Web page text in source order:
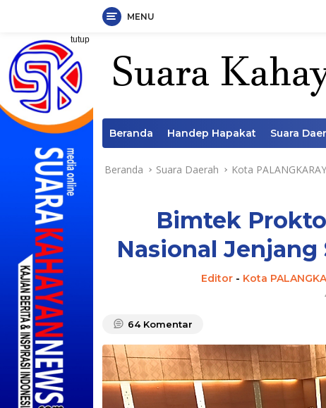
Langsung
konten
MENU
tutup
Beranda Handep Hapakat Suara
Beranda Suara Daerah Kota
Bimtek
Nasional
Editor - Kota
64 Komentar